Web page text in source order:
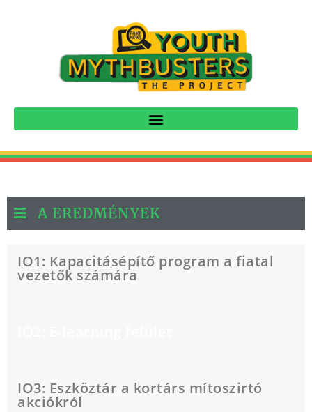
A EREDMÉNYEK
IO1: Kapacitásépítő program a fiatal
vezetők számára
IO3: Eszköztár a kortárs mítoszirtó
akciókról